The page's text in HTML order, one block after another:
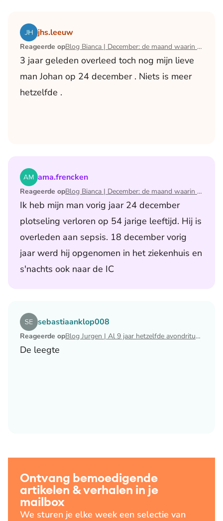
jhs.leeuw
Reageerde op Blog Bianca | December: de maand waarin ik mijn man verloor
3 jaar geleden overleed toch nog mijn lieve
man Johan op 24 december . Niets is meer
hetzelfde .
Lees het artikel Blog Bianca | December: de maand
ama.frencken
Reageerde op Blog Bianca | December: de maand waarin ik mijn man verloor
Ik heb mijn man vorig jaar 24 december
plotseling verloren op 54 jarige leeftijd. Hij is
overleden aan sepsis. 18 december vorig
jaar werd hij opgenomen in het ziekenhuis en
s'nachts ook naar de IC
Lees het artikel Blog Bianca | December: de maand
sebastiaanklop008
Reageerde op Blog Jurgen | Al 9 jaar hetzelfde avondritueel
De leegte
Lees het artikel Blog Jurgen | Al 9 jaar hetzelfde
Ontvang bemoedigende
artikelen & verhalen in je
mailbox
We sturen je elke week een selectie van